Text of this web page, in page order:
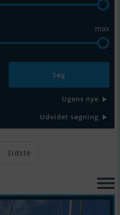
max
Ugens nye
Udvidet søgning
Sidste